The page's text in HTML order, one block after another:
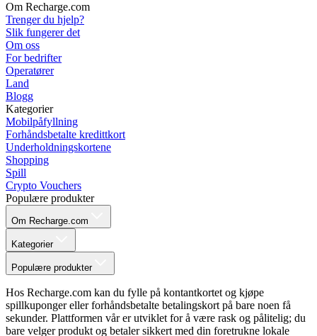
Om Recharge.com
Trenger du hjelp?
Slik fungerer det
Om oss
For bedrifter
Operatører
Land
Blogg
Kategorier
Mobilpåfyllning
Forhåndsbetalte kredittkort
Underholdningskortene
Shopping
Spill
Crypto Vouchers
Populære produkter
Om Recharge.com
Kategorier
Populære produkter
Hos Recharge.com kan du fylle på kontantkortet og kjøpe
spillkuponger eller forhåndsbetalte betalingskort på bare noen få
sekunder. Plattformen vår er utviklet for å være rask og pålitelig; du
bare velger produkt og betaler sikkert med din foretrukne lokale